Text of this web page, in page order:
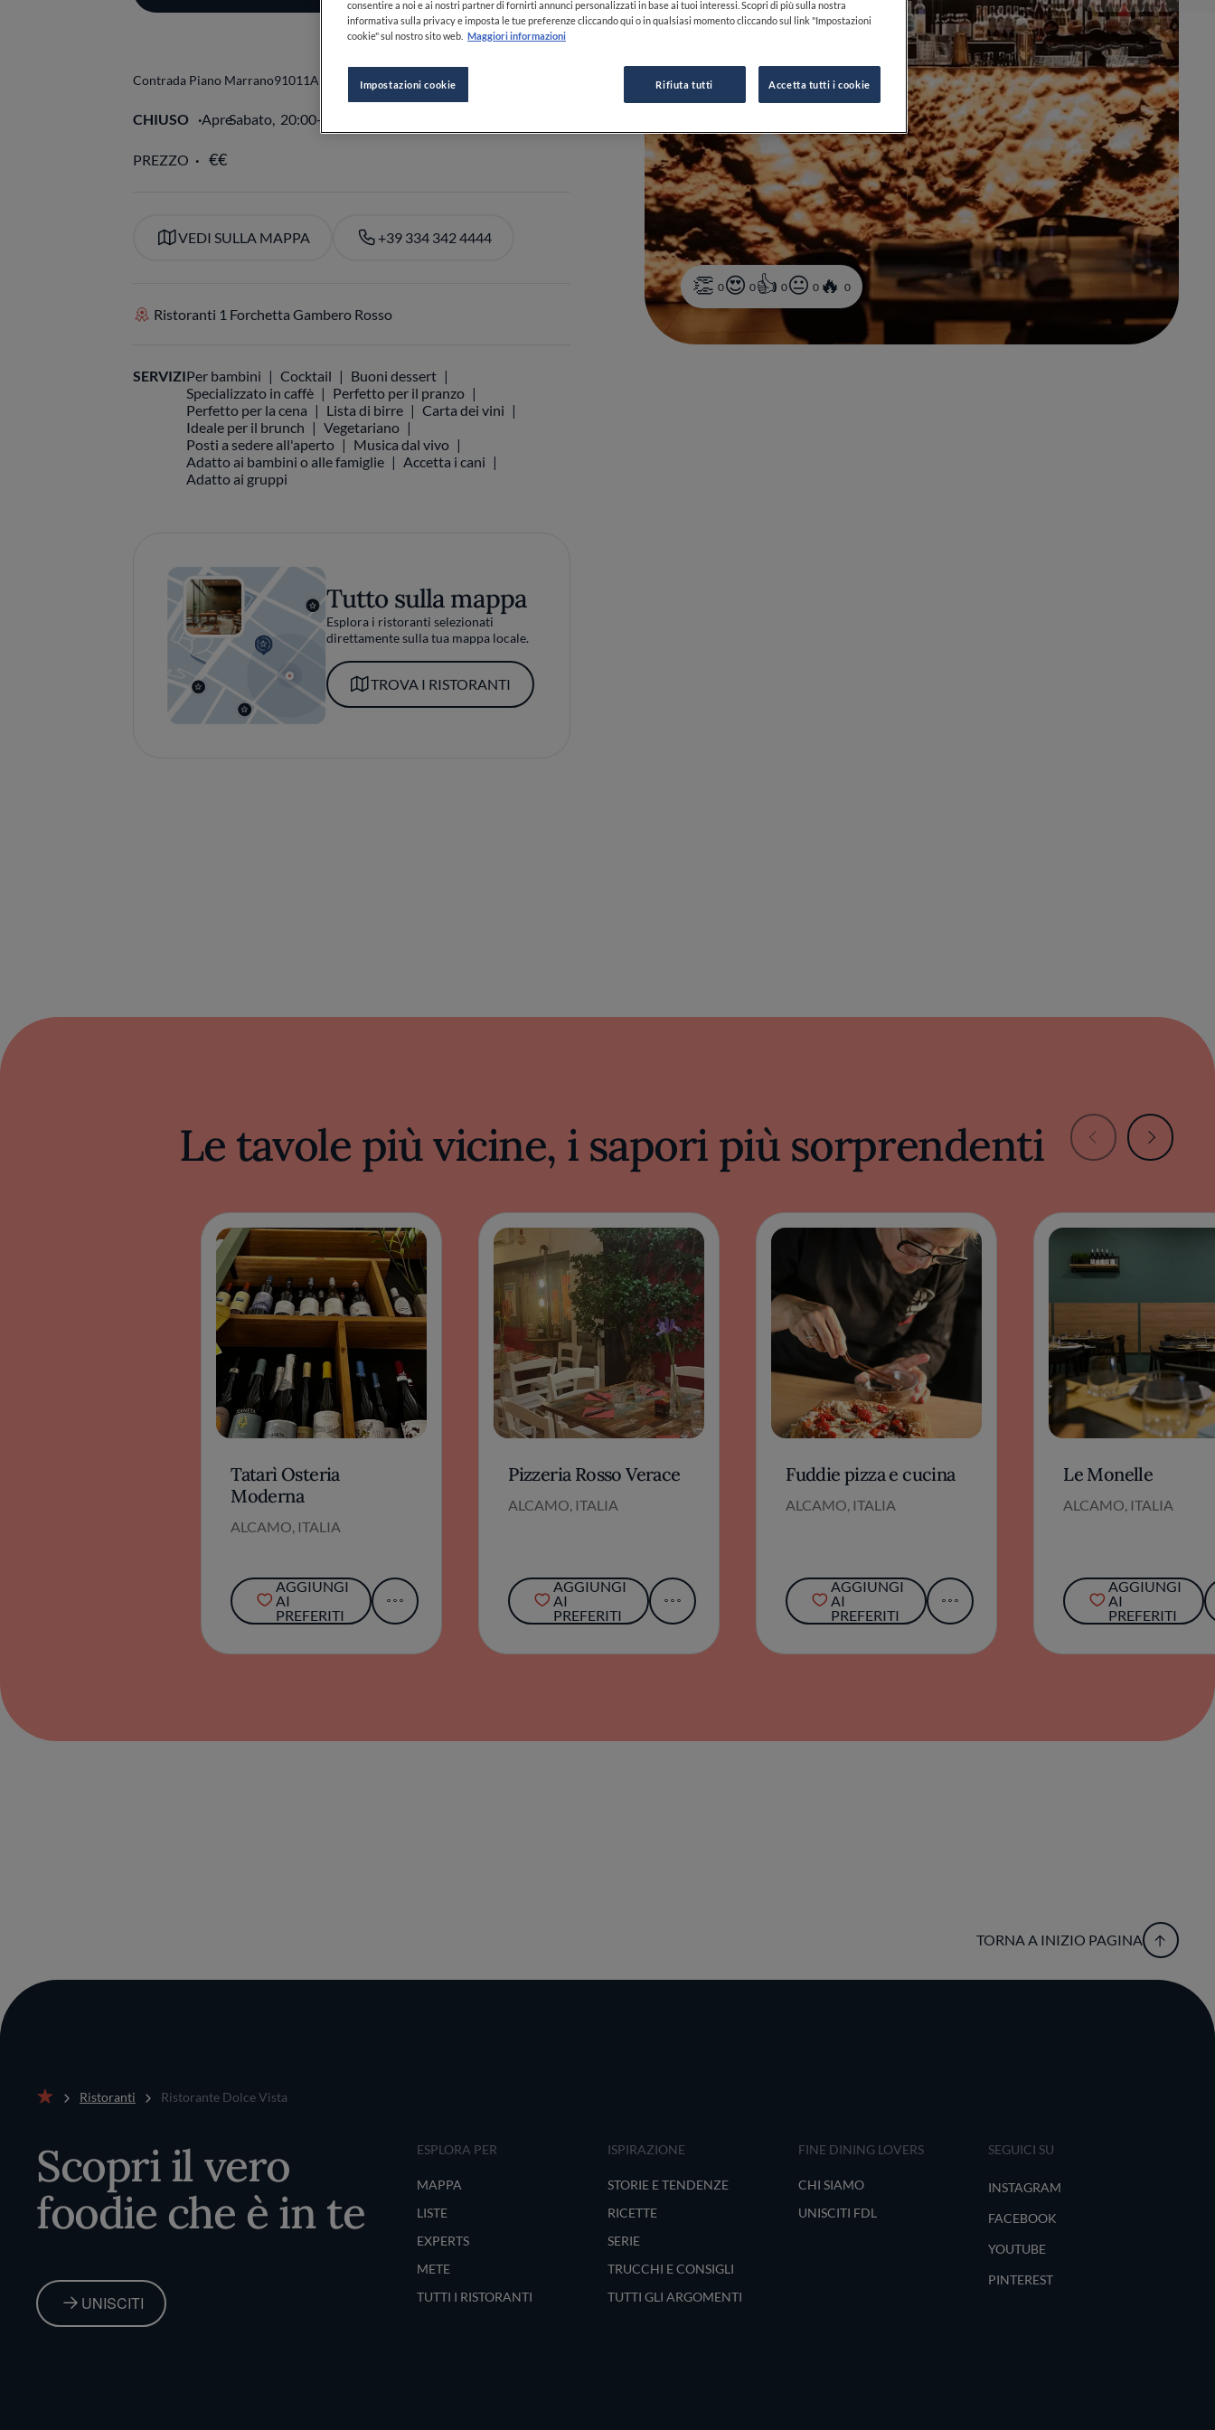
0 0 0 0 0
Contrada Piano Marrano91011Alcamo TPItalia
CHIUSO ApreSabato, 20:00-24:00
PREZZO
VEDI SULLA MAPPA +39 334 342 4444
Ristoranti 1 Forchetta Gambero Rosso
SERVIZIPer bambini Cocktail
Buoni dessert
Specializzato in caffè
Perfetto per il pranzo
Perfetto per la cena
Lista di birre
Carta dei vini
Ideale per il brunch
Vegetariano
Posti a sedere all'aperto
Musica dal vivo
Adatto ai bambini o alle famiglie
Accetta i cani
Adatto ai gruppi
Tutto sulla mappa
Esplora i ristoranti selezionati
direttamente sulla tua mappa locale.
TROVA I RISTORANTI
Le tavole più vicine, i sapori più sorprendenti
Tatarì Osteria
Moderna
ALCAMO, ITALIA
AGGIUNGI
AI
PREFERITI
Pizzeria Rosso Verace
ALCAMO, ITALIA
AGGIUNGI
AI
PREFERITI
Fuddie pizza e cucina
ALCAMO, ITALIA
AGGIUNGI
AI
PREFERITI
Le Monelle
ALCAMO, ITALIA
AGGIUNGI
AI
PREFERITI
TORNA A INIZIO PAGINA
Ristoranti Ristorante Dolce Vista
Scopri il vero
foodie che è in te
UNISCITI
ESPLORA PER
MAPPA
LISTE
EXPERTS
METE
TUTTI I RISTORANTI
ISPIRAZIONE
STORIE E TENDENZE
RICETTE
SERIE
TRUCCHI E CONSIGLI
TUTTI GLI ARGOMENTI
FINE DINING LOVERS
CHI SIAMO
UNISCITI FDL
SEGUICI SU
INSTAGRAM
FACEBOOK
YOUTUBE
PINTEREST
consentire a noi e ai nostri partner di fornirti annunci personalizzati in base ai tuoi interessi. Scopri di più sulla nostra
informativa sulla privacy e imposta le tue preferenze cliccando qui o in qualsiasi momento cliccando sul link "Impostazioni
cookie" sul nostro sito web. Maggiori informazioni
Impostazioni cookie Rifiuta tutti Accetta tutti i cookie